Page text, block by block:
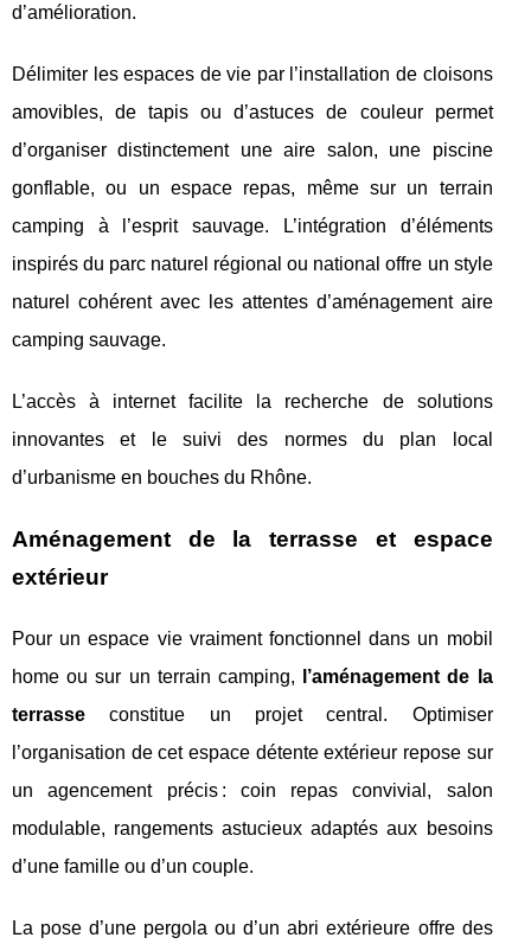
d’amélioration.
Délimiter les espaces de vie par l’installation de cloisons
amovibles, de tapis ou d’astuces de couleur permet
d’organiser distinctement une aire salon, une piscine
gonflable, ou un espace repas, même sur un terrain
camping à l’esprit sauvage. L’intégration d’éléments
inspirés du parc naturel régional ou national offre un style
naturel cohérent avec les attentes d’aménagement aire
camping sauvage.
L’accès à internet facilite la recherche de solutions
innovantes et le suivi des normes du plan local
d’urbanisme en bouches du Rhône.
Aménagement de la terrasse et espace
extérieur
Pour un espace vie vraiment fonctionnel dans un mobil
home ou sur un terrain camping,
l’aménagement de la
terrasse constitue un projet central. Optimiser
l’organisation de cet espace détente extérieur repose sur
un agencement précis : coin repas convivial, salon
modulable, rangements astucieux adaptés aux besoins
d’une famille ou d’un couple.
La pose d’une pergola ou d’un abri extérieure offre des